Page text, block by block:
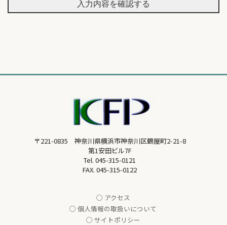
入力内容を確認する
〒221-0835 神奈川県横浜市神奈川区鶴屋町2-21-8
第1安田ビル7F
Tel. 045-315-0121
FAX. 045-315-0122
○ アクセス
○ 個人情報の取扱いについて
○ サイトポリシー